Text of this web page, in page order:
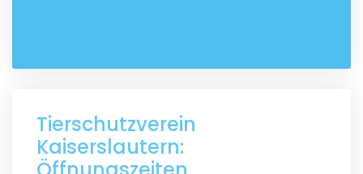
Tierschutzverein
Kaiserslautern: